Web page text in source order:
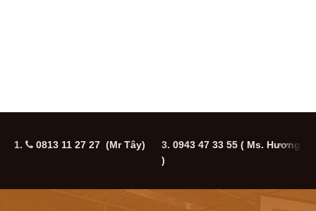
1. 0813 11 27 27 (Mr Tây) 3. 0943 47 33 55 ( Ms. Hương
)